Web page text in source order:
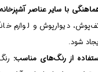
با سایر عناصر
دیوارپوش و لوازم
شود.
از رنگ‌های مناسب: